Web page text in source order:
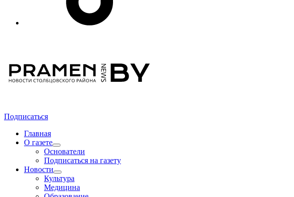
Подписаться
Главная
О газете
Основатели
Подписаться на газету
Новости
Культура
Медицина